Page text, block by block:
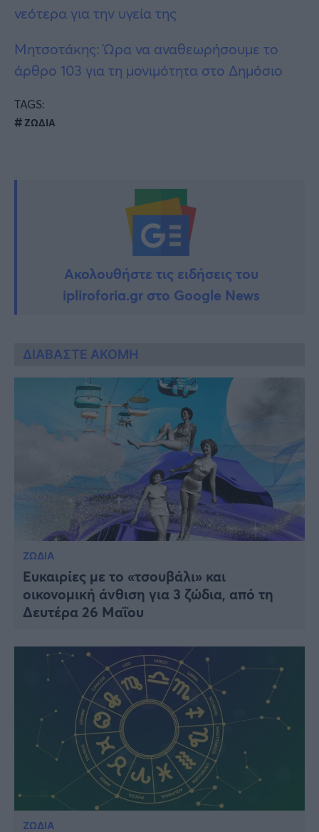
νεότερα για την υγεία της
Μητσοτάκης: Ώρα να αναθεωρήσουμε το
άρθρο 103 για τη μονιμότητα στο Δημόσιο
TAGS:
ΖΩΔΙΑ
Ακολουθήστε τις ειδήσεις του
ipliroforia.gr στο Google News
ΔΙΑΒΑΣΤΕ ΑΚΟΜΗ
ΖΩΔΙΑ
Ευκαιρίες με το «τσουβάλι» και
οικονομική άνθιση για 3 ζώδια, από τη
Δευτέρα 26 Μαΐου
ΖΩΔΙΑ